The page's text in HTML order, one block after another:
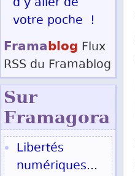
votre poche !
Framablog Flux
RSS du Framablog
Sur
Framagora
Libertés
numériques...